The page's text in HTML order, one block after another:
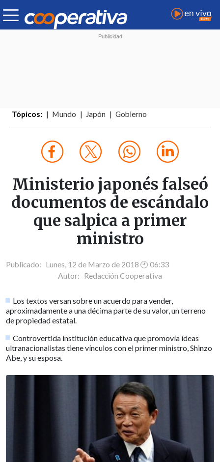
Tópicos: Mundo Japón Gobierno
Ministerio japonés falseó
documentos de escándalo
que salpica a primer
ministro
Publicado: Lunes, 12 de Marzo de 2018 🕐 06:33
Autor: Redacción Cooperativa
Los textos versan sobre un acuerdo para vender,
aproximadamente a una décima parte de su valor, un terreno
de propiedad estatal.
Controvertida institución educativa que promovía ideas
ultranacionalistas tiene vínculos con el primer ministro, Shinzo
Abe, y su esposa.